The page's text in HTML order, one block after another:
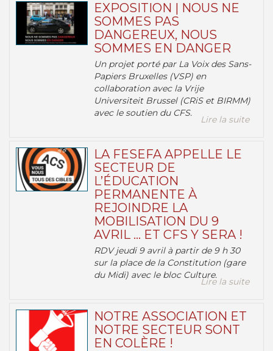
EXPOSITION | NOUS NE
SOMMES PAS
DANGEREUX, NOUS
SOMMES EN DANGER
Un projet porté par La Voix des Sans-
Papiers Bruxelles (VSP) en
collaboration avec la Vrije
Universiteit Brussel (CRiS et BIRMM)
avec le soutien du CFS.
Lire la suite
LA FESEFA APPELLE LE
SECTEUR DE
L’ÉDUCATION
PERMANENTE À
REJOINDRE LA
MOBILISATION DU 9
AVRIL … ET CFS Y SERA !
RDV jeudi 9 avril à partir de 9 h 30
sur la place de la Constitution (gare
du Midi) avec le bloc Culture.
Lire la suite
NOTRE ASSOCIATION ET
NOTRE SECTEUR SONT
EN COLÈRE !